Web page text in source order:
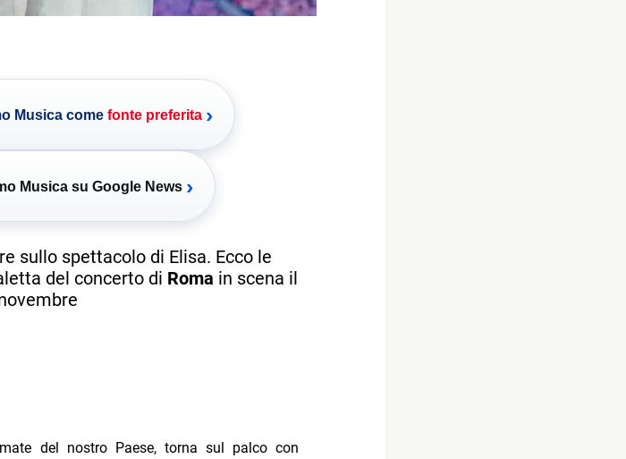
Musica come fonte preferita ›
Musica su Google News ›
sullo spettacolo di Elisa. Ecco le
del concerto di Roma in scena il
del nostro Paese, torna sul palco con